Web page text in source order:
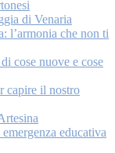
di Venaria
l’armonia che non ti
cose nuove e cose
capire il nostro
educativa